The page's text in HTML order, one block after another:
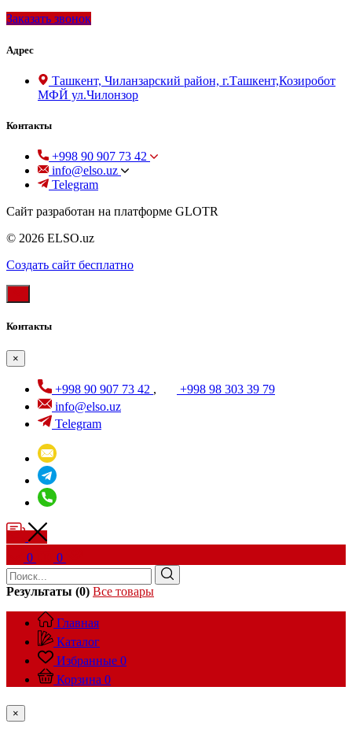
Заказать звонок
Адрес
Ташкент, Чиланзарский район, г.Ташкент,Козиробот
МФЙ ул.Чилонзор
Контакты
+998 90 907 73 42
info@elso.uz
Telegram
Сайт разработан на платформе GLOTR
© 2026 ELSO.uz
Создать cайт бесплатно
Контакты
×
+998 90 907 73 42 ,
+998 98 303 39 79
info@elso.uz
Telegram
0 0
Результаты (0) Все товары
Главная
Каталог
Избранные 0
Корзина 0
×